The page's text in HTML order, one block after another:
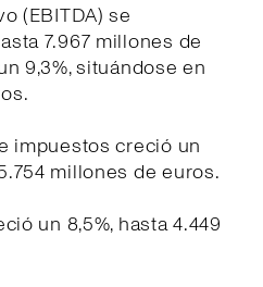
(EBITDA) se
7.967 millones de
9,3%, situándose en
impuestos creció un
millones de euros.
un 8,5%, hasta 4.449